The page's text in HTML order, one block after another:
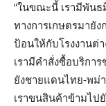
“ในขณะนี้ เรามีพัน
ทางการเกษตรมายัง
ป้อนให้กับโรงงานต่
เรามีคำสั่งซื้อบริกา
ยังชายแดนไทย-พม่
เราขนสินค้าข้ามไป